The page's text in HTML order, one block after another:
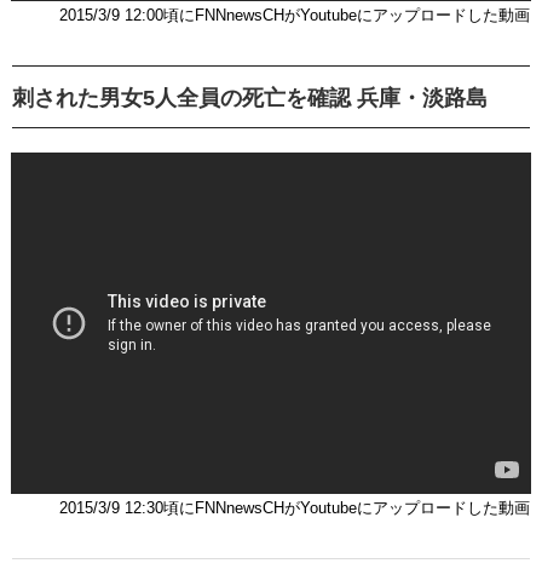
2015/3/9 12:00頃にFNNnewsCHがYoutubeにアップロードした動画
刺された男女5人全員の死亡を確認 兵庫・淡路島
2015/3/9 12:30頃にFNNnewsCHがYoutubeにアップロードした動画